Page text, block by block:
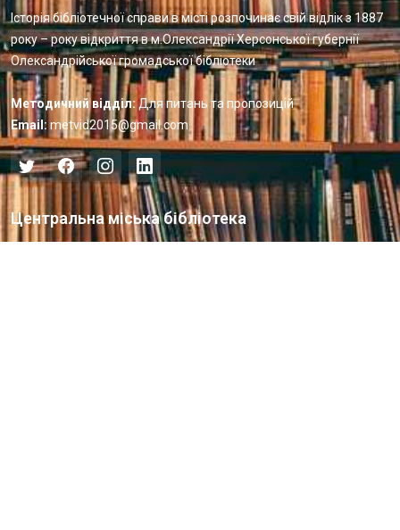
Історія бібліотечної справи в місті розпочинає свій відлік з 1887
року – року відкриття в м.Олександрії Херсонської губернії
Олександрійської громадської бібліотеки
Методичний відділ: Для питань та пропозицій
Email: metvid2015@gmail.com
Центральна міська бібліотека